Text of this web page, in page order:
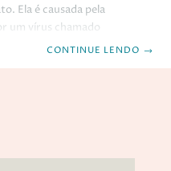
Ela é causada pela
um vírus chamado
problema comum, é
CONTINUE LENDO →